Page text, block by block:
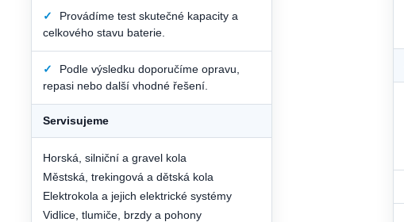
✓
Provádíme test skutečné kapacity a
celkového stavu baterie.
✓
Podle výsledku doporučíme opravu,
repasi nebo další vhodné řešení.
Servisujeme
Horská, silniční a gravel kola
Městská, trekingová a dětská kola
Elektrokola a jejich elektrické systémy
Vidlice, tlumiče, brzdy a pohony